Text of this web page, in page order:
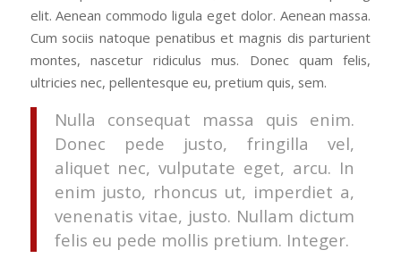
elit. Aenean commodo ligula eget dolor. Aenean massa.
Cum sociis natoque penatibus et magnis dis parturient
montes, nascetur ridiculus mus. Donec quam felis,
ultricies nec, pellentesque eu, pretium quis, sem.
Nulla consequat massa quis enim.
Donec pede justo, fringilla vel,
aliquet nec, vulputate eget, arcu. In
enim justo, rhoncus ut, imperdiet a,
venenatis vitae, justo. Nullam dictum
felis eu pede mollis pretium. Integer.